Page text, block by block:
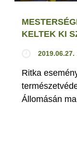
KELTEK KI
2019.06.27.
Ritka
Állomásán